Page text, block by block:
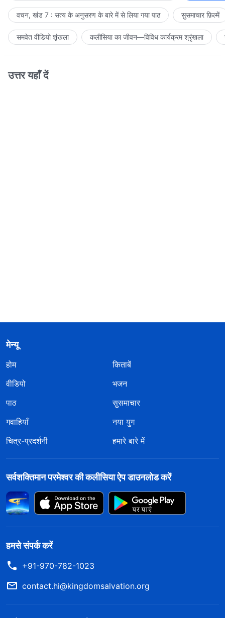
वचन, खंड 7 : सत्य के अनुसरण के बारे में से लिया गया पाठ सुसमाचार फ़िल्में
समवेत वीडियो शृंखला कलीसिया का जीवन—विविध कार्यक्रम श्रृंखला
उत्तर यहाँ दें
मेन्यू
होम
किताबें
वीडियो
भजन
पाठ
सुसमाचार
गवाहियाँ
नया युग
चित्र-प्रदर्शनी
हमारे बारे में
सर्वशक्तिमान परमेश्वर की कलीसिया ऐप डाउनलोड करें
हमसे संपर्क करें
+91-970-782-1023
contact.hi@kingdomsalvation.org